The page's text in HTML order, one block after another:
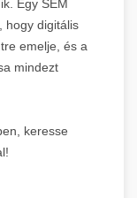
Egy SEM
hogy digitális
emelje, és a
mindezt
keresse